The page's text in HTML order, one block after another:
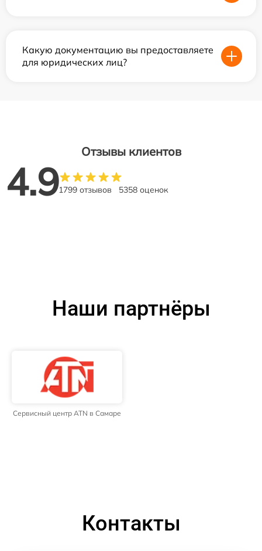
Какую документацию вы предоставляете
для юридических лиц?
Отзывы клиентов
4.91799 отзывов 5358 оценок
Наши партнёры
Сервисный центр ATN в Самаре
Контакты